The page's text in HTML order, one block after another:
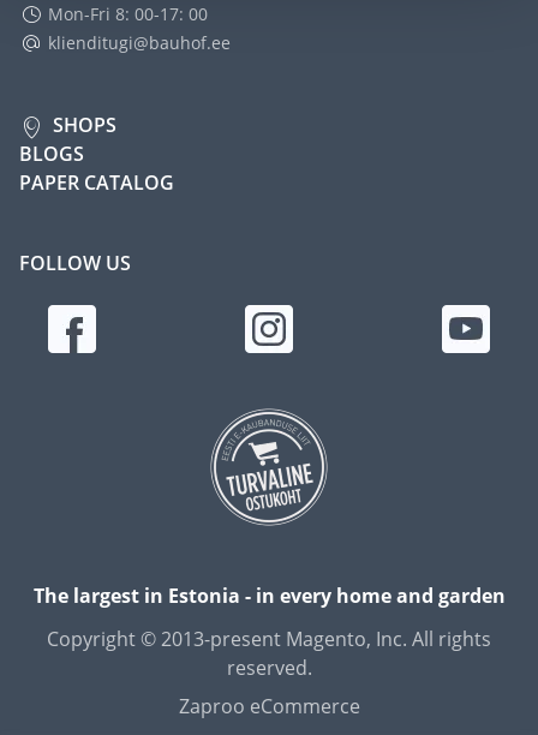
Mon-Fri 8: 00-17: 00
klienditugi@bauhof.ee
SHOPS
BLOGS
PAPER CATALOG
FOLLOW US
The largest in Estonia - in every home and garden
Copyright © 2013-present Magento, Inc. All rights
reserved.
Zaproo eCommerce